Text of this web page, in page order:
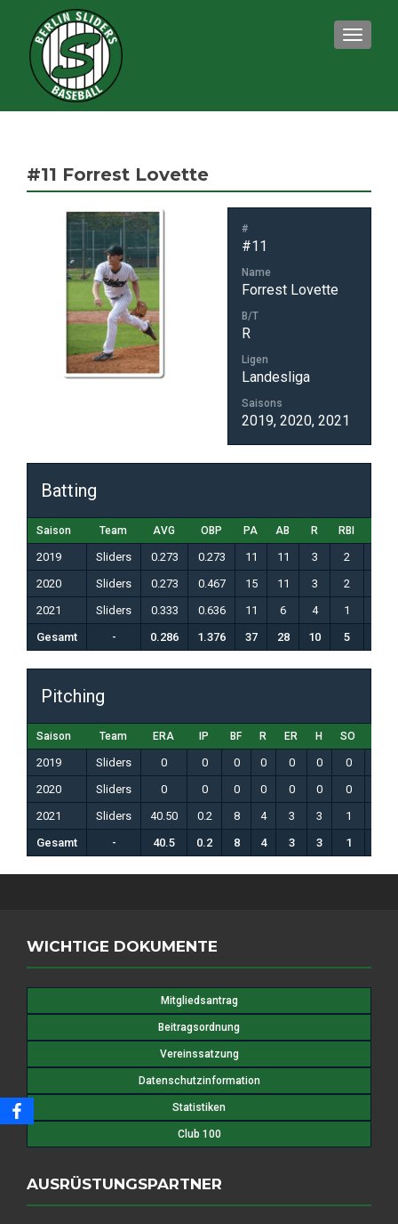
#11 Forrest Lovette
#
#11
Name
Forrest Lovette
B/T
R
Ligen
Landesliga
Saisons
2019, 2020, 2021
Batting
Saison Team AVG OBP PA AB R RBI
2019 Sliders 0.273 0.273 11 11 3 2
2020
Sliders 0.273 0.467 15 11 3 2
2021
Sliders 0.333 0.636 11 6 4 1
Gesamt
- 0.286 1.376 37 28 10 5
Pitching
Saison Team ERA IP BF R ER H SO
2019 Sliders 0 0 0 0 0 0 0
2020
Sliders 0 0 0 0 0 0 0
2021
Sliders 40.50 0.2 8 4 3 3 1
Gesamt
- 40.5 0.2 8 4 3 3 1
WICHTIGE DOKUMENTE
Mitgliedsantrag
Beitragsordnung
Vereinssatzung
Datenschutzinformation
Statistiken
Club 100
AUSRÜSTUNGSPARTNER